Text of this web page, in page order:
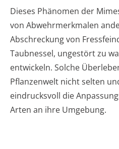
Dieses Phänomen der
von Abwehrmerkmalen
Abschreckung von
Taubnessel, ungestört zu
entwickeln. Solche
Pflanzenwelt nicht selten
eindrucksvoll die
Arten an ihre Umgebung.